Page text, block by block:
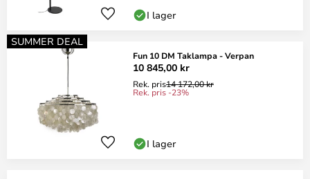
I lager
SUMMER DEAL
Fun 10 DM Taklampa - Verpan
10 845,00 kr
Rek. pris14 172,00 kr
Rek. pris -23%
I lager